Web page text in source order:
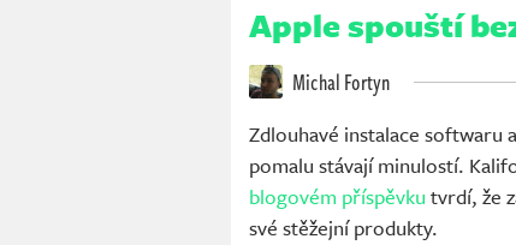
Apple spouští
Michal Fortyn
Zdlouhavé instalace softwaru
pomalu stávají minulostí.
blogovém příspěvku tvrdí, že
své stěžejní produkty.